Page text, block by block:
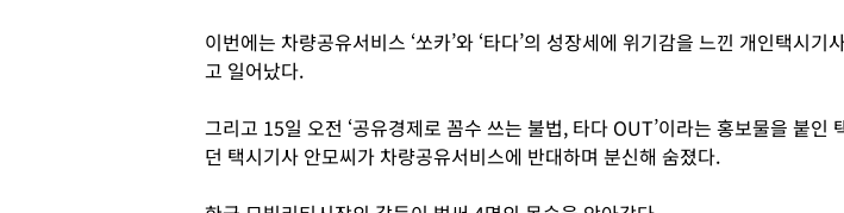
이번에는 차량공유서비스 ‘쏘카’와 ‘타다’의 성장세에 위기감을 느낀 개인택시기
고 일어났다.
그리고 15일 오전 ‘공유경제로 꼼수 쓰는 불법, 타다 OUT’이라는 홍보물을 붙인
던 택시기사 안모씨가 차량공유서비스에 반대하며 분신해 숨졌다.